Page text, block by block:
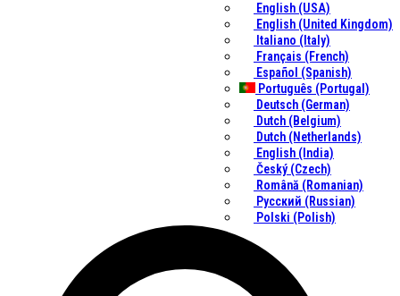
English (USA)
English (United Kingdom)
Italiano (Italy)
Français (French)
Español (Spanish)
Português (Portugal)
Deutsch (German)
Dutch (Belgium)
Dutch (Netherlands)
English (India)
Český (Czech)
Română (Romanian)
Русский (Russian)
Polski (Polish)